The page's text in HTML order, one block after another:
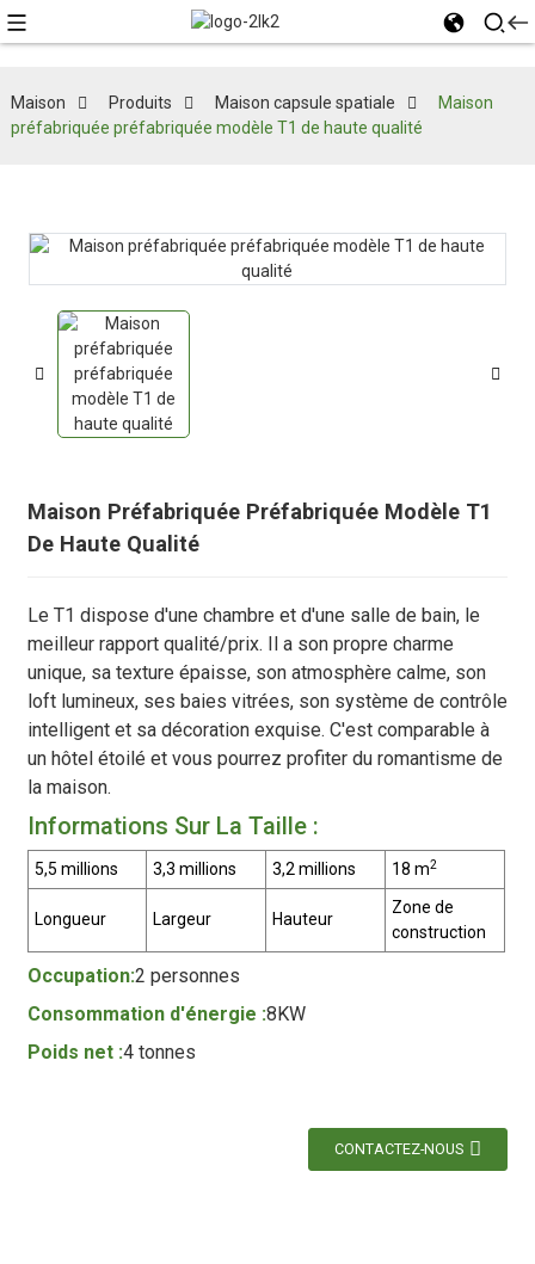
Maison Produits Maison capsule spatiale
Maison
préfabriquée préfabriquée modèle T1 de haute qualité
Maison Préfabriquée Préfabriquée Modèle T1
De Haute Qualité
Le T1 dispose d'une chambre et d'une salle de bain, le
meilleur rapport qualité/prix. Il a son propre charme
unique, sa texture épaisse, son atmosphère calme, son
loft lumineux, ses baies vitrées, son système de contrôle
intelligent et sa décoration exquise. C'est comparable à
un hôtel étoilé et vous pourrez profiter du romantisme de
la maison.
Informations Sur La Taille :
5,5 millions 3,3 millions 3,2 millions 18 m2
Longueur Largeur Hauteur
Zone de
construction
Occupation:2 personnes
Consommation d'énergie :8KW
Poids net :4 tonnes
CONTACTEZ-NOUS